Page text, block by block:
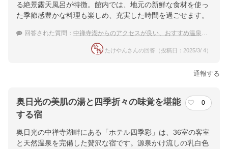
る絶景露天風呂が特徴。館内では、地元の新鮮な食材を使っ
た季節感豊かな料理も楽しめ、充実した時間を過ごせます。
回答された質問： 中禅寺湖からのアクセスが良い、おすすめ温泉宿を教えてください
たけやんさんの回答（投稿日：2025/3/ 4）
通報する
奥日光の美肌の湯と四季折々の味覚を堪能
する宿
0
奥日光の中禅寺湖畔にある「ホテル四季彩」は、36室の客室
と天然温泉を完備した贅沢な宿です。源泉かけ流しの乳白色